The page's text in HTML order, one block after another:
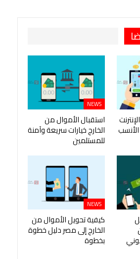
NEWS
استقبال الأموال من
الخارج خيارات سريعة وآمنة
للمستلمين
NEWS
كيفية تحويل الأموال من
الخارج إلى مصر دليل خطوة
بخطوة